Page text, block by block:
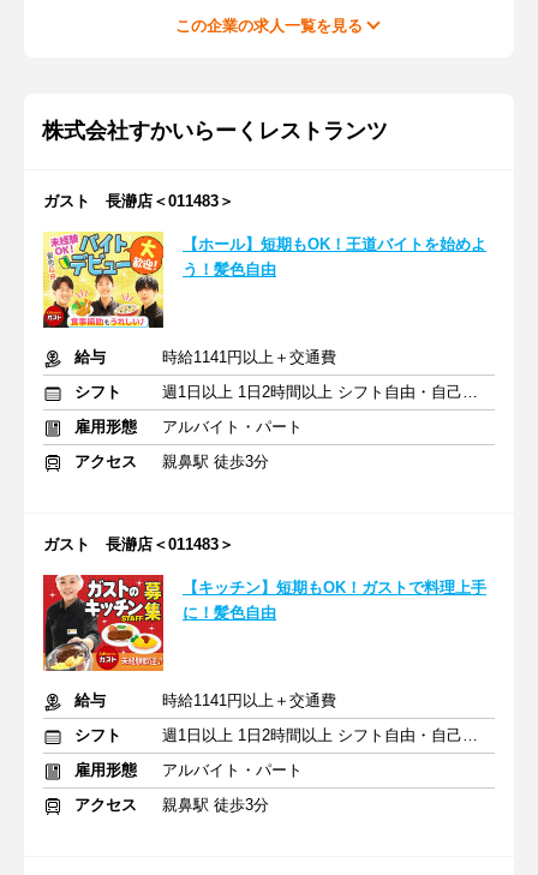
この企業の求人一覧を見る
株式会社すかいらーくレストランツ
ガスト 長瀞店＜011483＞
【ホール】短期もOK！王道バイトを始めよ
う！髪色自由
給与
時給1141円以上＋交通費
シフト
週1日以上 1日2時間以上 シフト自由・自己申告
雇用形態
アルバイト・パート
アクセス
親鼻駅 徒歩3分
ガスト 長瀞店＜011483＞
【キッチン】短期もOK！ガストで料理上手
に！髪色自由
給与
時給1141円以上＋交通費
シフト
週1日以上 1日2時間以上 シフト自由・自己申告
雇用形態
アルバイト・パート
アクセス
親鼻駅 徒歩3分